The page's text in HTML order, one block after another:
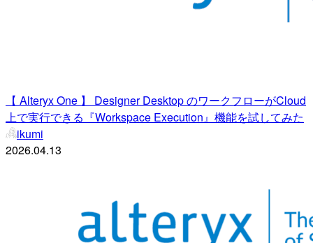
【 Alteryx One 】 Designer Desktop のワークフローがCloud
上で実行できる『Workspace Execution』機能を試してみた
ikumi
2026.04.13